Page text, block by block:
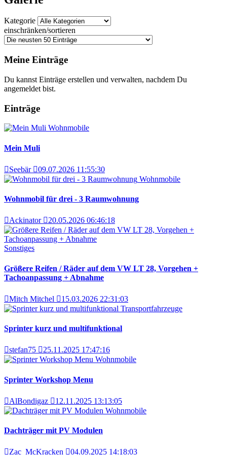
Kategorie
einschränken/sortieren
Meine Einträge
Du kannst Einträge erstellen und verwalten, nachdem Du
angemeldet bist.
Einträge
Wohnmobile
Mein Muli
Seebär
09.07.2026 11:55:30
Wohnmobile
Wohnmobil für drei - 3 Raumwohnung
Ackinator 20.05.2026 06:46:18
Sonstiges
Größere Reifen / Räder auf dem VW LT 28, Vorgehen +
Tachoanpassung + Abnahme
Mitch Mitchel
15.03.2026 22:31:03
Transportfahrzeuge
Sprinter kurz und multifunktional
stefan75
25.11.2025 17:47:16
Wohnmobile
Sprinter Workshop Menu
AlBondigaz
12.11.2025 13:13:05
Wohnmobile
Dachträger mit PV Modulen
Zac_McKracken 04.09.2025 14:18:03